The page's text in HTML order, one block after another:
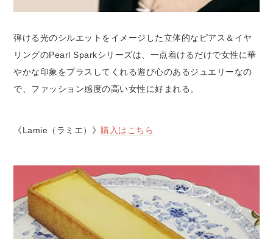
弾ける光のシルエットをイメージした立体的なピアス＆イヤ
リングのPearl Sparkシリーズは、一点着けるだけで女性に華
やかな印象をプラスしてくれる遊び心のあるジュエリーなの
で、ファッション感度の高い女性に好まれる。
《Lamie（ラミエ）》購入はこちら